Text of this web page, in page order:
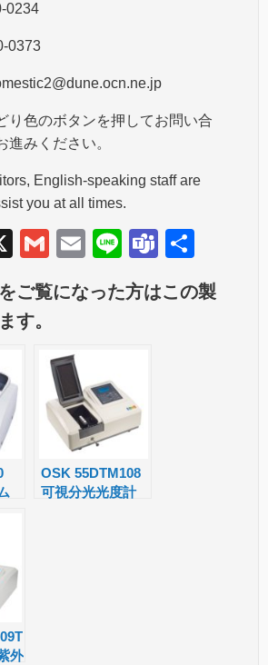
0234
0373
り色のボタンを押してお問い合
進みください。
English-speaking staff are
you at all times.
X
G
ail
E
ail
Li
n
e
T
a
有
ご覧になった方はこの製
す。
OSK 55DTM108
可視分光光度計
外